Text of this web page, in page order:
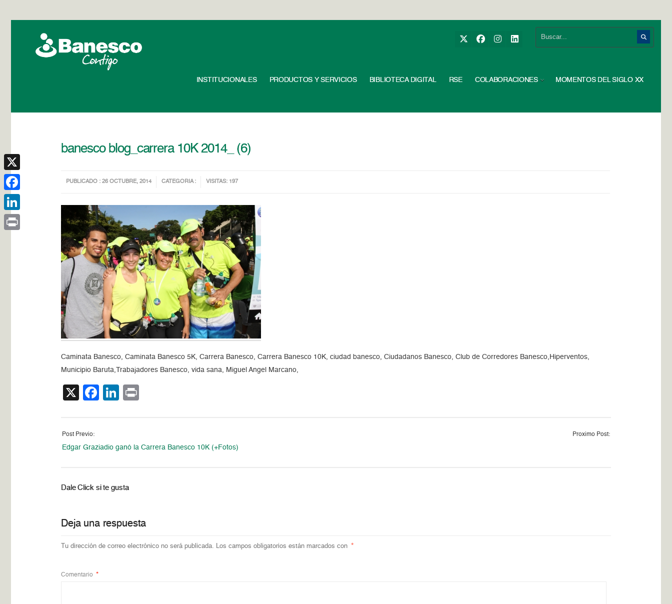
INSTITUCIONALES PRODUCTOS Y SERVICIOS BIBLIOTECA DIGITAL RSE COLABORACIONES MOMENTOS DEL SIGLO XX
banesco blog_carrera 10K 2014_ (6)
PUBLICADO : 26 OCTUBRE, 2014 CATEGORIA : VISITAS: 197
Caminata Banesco, Caminata Banesco 5K, Carrera Banesco, Carrera Banesco 10K, ciudad banesco, Ciudadanos Banesco, Club de Corredores Banesco,Hiperventos,
Municipio Baruta,Trabajadores Banesco, vida sana, Miguel Angel Marcano,
X Facebook
LinkedIn
Post Previo:
Edgar Graziadio ganó la Carrera Banesco 10K (+Fotos)
Proximo Post:
Dale Click si te gusta
Deja una respuesta
Tu dirección de correo electrónico no será publicada. Los campos obligatorios están marcados con *
Comentario *
X
Facebook
LinkedIn